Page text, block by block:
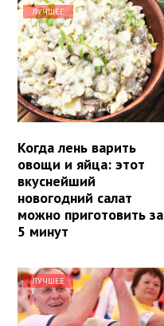
ЛУЧШЕЕ
Когда лень варить
овощи и яйца: этот
вкуснейший
новогодний салат
можно приготовить за
5 минут
ЛУЧШЕЕ